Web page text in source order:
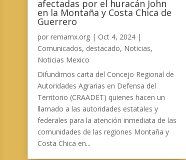
afectadas por el huracán John
en la Montaña y Costa Chica de
Guerrero
por remamx.org| Oct 4, 2024|
Comunicados, destacado, Noticias,
Noticias Mexico
Difundimos carta del Concejo Regional de
Autoridades Agrarias en Defensa del
Territorio (CRAADET) quienes hacen un
llamado a las autoridades estatales y
federales para la atención inmediata de las
comunidades de las regiones Montaña y
Costa Chica en...